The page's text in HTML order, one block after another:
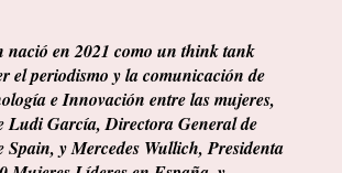
nació en 2021 como un think tank
el periodismo y la comunicación de
e Innovación entre las mujeres,
Ludi García, Directora General de
Spain, y Mercedes Wullich, Presidenta